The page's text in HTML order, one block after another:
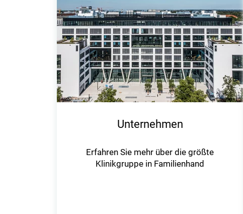
Unternehmen
Erfahren Sie mehr über die größte
Klinikgruppe in Familienhand